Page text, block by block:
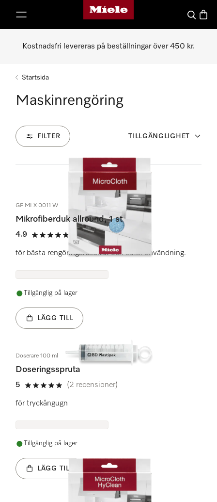
Mieles hemsida
Sök
Kostnadsfri levereras på beställningar över 450 kr.
Startsida
Maskinrengöring
FILTER TILLGÄNGLIGHET
25 Produkter
GP MI X 0011 W
Mikrofiberduk allround, 1 st
4.9
4.9 stars out of 5
(74 recensioner)
för bästa rengöringsresultat och säker användning.
Tillgänglig på lager
LÄGG TILL
Doserare 100 ml
Doseringsspruta
5
5 stars out of 5
(2 recensioner)
för tryckångugn
Tillgänglig på lager
LÄGG TILL